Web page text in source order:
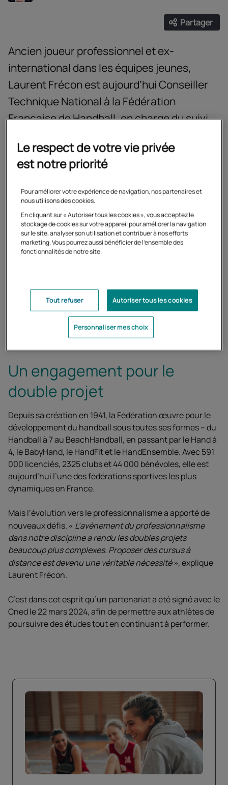
Partager
Ouvrir
Ancien joueur professionnel et ex-
international dans les équipes jeunes,
Laurent Frécon est aujourd’hui Conseiller
Technique National à la Fédération
Française de Handball, en charge du suivi
handballeuses de haut niveau.
Ce rôle, Laurent Frécon l'exerce avec passion, convaincu
que la réussite sportive passe aussi par un équilibre
personnel et professionnel.
Un engagement pour le
double projet
Depuis sa création en 1941, la Fédération œuvre pour le
développement du handball sous toutes ses formes – du
Handball à 7 au BeachHandball, en passant par le Hand à
4, le BabyHand, le HandFit et le HandEnsemble. Avec 591
000 licenciés, 2325 clubs et 44 000 bénévoles, elle est
aujourd’hui l’une des fédérations sportives les plus
dynamiques en France.
Mais l’évolution vers le professionnalisme a apporté de
nouveaux défis.
L’avènement du professionnalisme
dans notre discipline a rendu les doubles projets
beaucoup plus complexes. Proposer des cursus à
distance est devenu une véritable nécessité ,explique
Laurent Frécon.
C’est dans cet esprit qu’un partenariat a été signé avec le
Cned le 22 mars 2024, afin de permettre aux athlètes de
poursuivre des études tout en continuant à performer.
Le respect de votre vie privée
est notre priorité
Pour améliorer votre expérience de navigation, nos partenaires et
nous utilisons des cookies.
En cliquant sur « Autoriser tous les cookies », vous acceptez le
stockage de cookies sur votre appareil pour améliorer la navigation
sur le site, analyser son utilisation et contribuer à nos efforts
marketing. Vous pourrez aussi bénéficier de l'ensemble des
fonctionnalités de notre site.
Tout refuser Autoriser tous les cookies
Personnaliser mes choix